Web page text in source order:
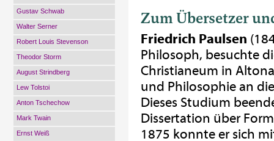
Gustav Schwab
Walter Serner
Robert Louis Stevenson
Theodor Storm
August Strindberg
Lew Tolstoi
Anton Tschechow
Mark Twain
Ernst Weiß
Zum Übersetzer
Friedrich Paulsen
Philosoph, besuchte
Christianeum in
und Philosophie an
Dieses Studium
Dissertation über
1875 konnte er sich